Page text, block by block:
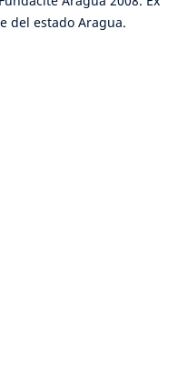
del estado Aragua.